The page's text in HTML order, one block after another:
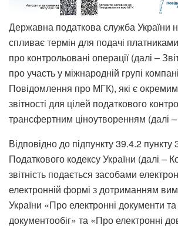
Державна податкова служба України
спливає термін для подачі платниками
про контрольовані операції (далі –
про участь у міжнародній групі
Повідомлення про МГК), які є
звітності для цілей податкового
трансфертним ціноутворенням (далі
Відповідно до підпункту 39.4.2 пункту
Податкового кодексу України (далі –
звітність подається засобами
електронній формі з дотриманням
України «Про електронні документи
документообіг» та «Про електронні